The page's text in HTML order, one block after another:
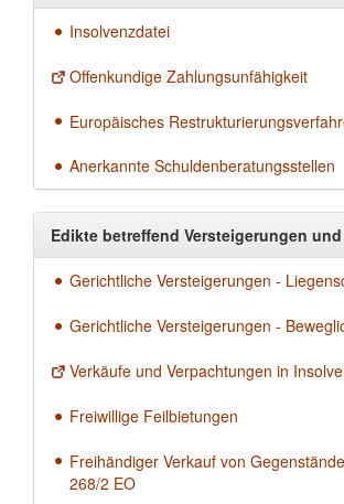
Insolvenzdatei
Offenkundige Zahlungsunfähigkeit
Europäisches
Anerkannte Schuldenberatungsstellen
Edikte betreffend Versteigerungen
Gerichtliche Versteigerungen -
Gerichtliche Versteigerungen -
Verkäufe und Verpachtungen in
Freiwillige Feilbietungen
Freihändiger Verkauf von
268/2 EO